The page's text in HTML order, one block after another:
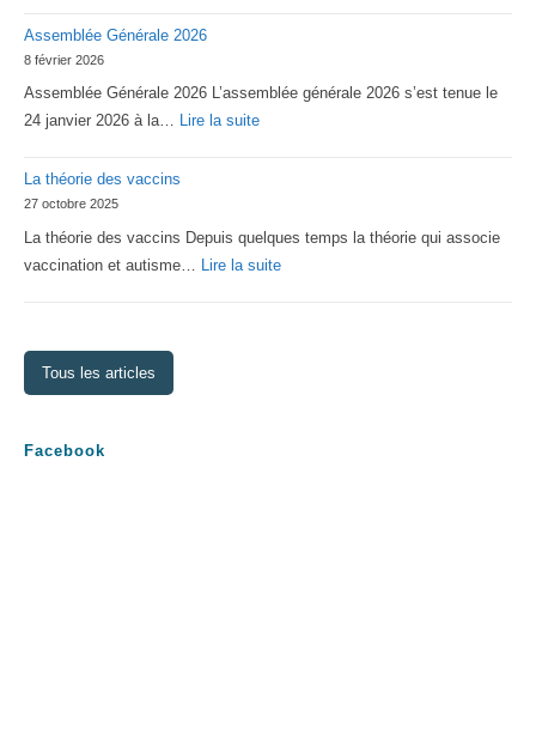
Lorraine
Assemblée Générale 2026
8 février 2026
Assemblée Générale 2026 L’assemblée générale 2026 s’est tenue le
24 janvier 2026 à la… Lire la suite:
La théorie des vaccins
27 octobre 2025
La théorie des vaccins Depuis quelques temps la théorie qui associe
vaccination et autisme… Lire la suite:
Tous les articles
Facebook